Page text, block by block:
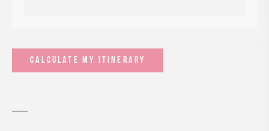
CALCULATE MY ITINERARY